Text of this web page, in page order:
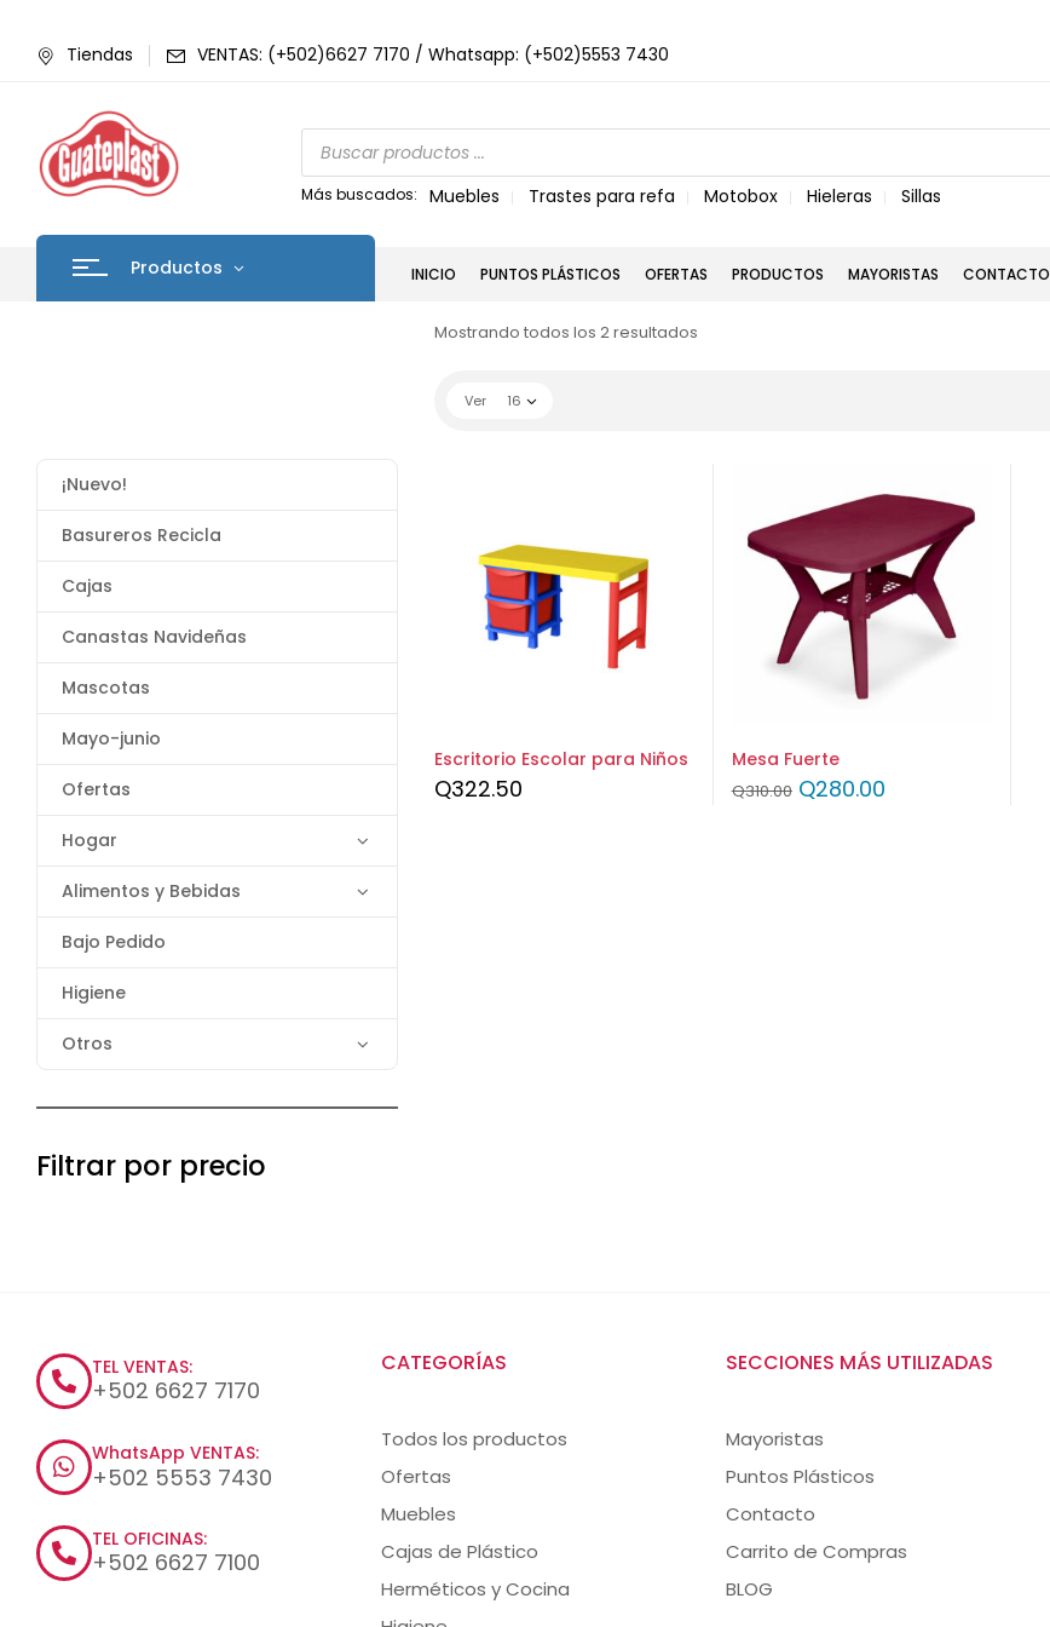
Tiendas VENTAS: (+502)6627 7170 / Whatsapp: (+502)5553 7430
Más buscados: Muebles Trastes para refa Motobox Hieleras Sillas
Productos INICIO PUNTOS PLÁSTICOS OFERTAS PRODUCTOS MAYORISTAS CONTACTO
¡Nuevo!
Basureros Recicla
Cajas
Canastas Navideñas
Mascotas
Mayo-junio
Ofertas
Hogar
Alimentos y Bebidas
Bajo Pedido
Higiene
Otros
Filtrar por precio
Mostrando todos los 2 resultados
Ver 16
Escritorio Escolar para Niños
Q322.50
Mesa Fuerte
Q310.00 Q280.00
TEL VENTAS:
+502 6627 7170
WhatsApp VENTAS:
+502 5553 7430
TEL OFICINAS:
+502 6627 7100
CATEGORÍAS
Todos los productos
Ofertas
Muebles
Cajas de Plástico
Herméticos y Cocina
SECCIONES MÁS UTILIZADAS
Mayoristas
Puntos Plásticos
Contacto
Carrito de Compras
BLOG